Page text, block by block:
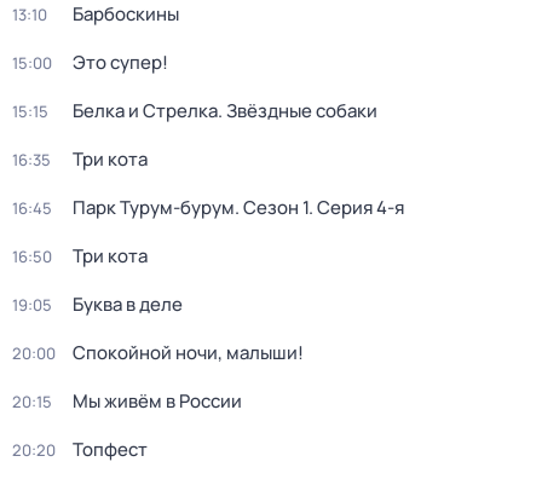
13:10 Барбоскины
15:00 Это супер!
15:15 Белка и Стрелка. Звёздные собаки
16:35 Три кота
16:45 Парк Турум-бурум. Сезон 1. Серия 4-я
16:50 Три кота
19:05 Буква в деле
20:00 Спокойной ночи, малыши!
20:15 Мы живём в России
20:20 Топфест